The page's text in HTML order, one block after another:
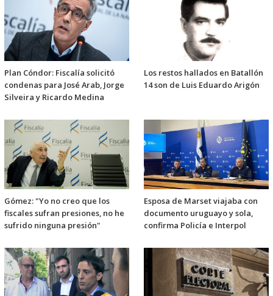
Plan Cóndor: Fiscalía solicitó
condenas para José Arab, Jorge
Silveira y Ricardo Medina
Los restos hallados en Batallón
14 son de Luis Eduardo Arigón
Gómez: "Yo no creo que los
fiscales sufran presiones, no he
sufrido ninguna presión"
Esposa de Marset viajaba con
documento uruguayo y sola,
confirma Policía e Interpol